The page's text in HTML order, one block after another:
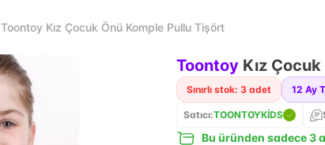
Toontoy Kız Çocuk Önü Komple Pullu Tişört
Toontoy Kız
Sınırlı stok: 3 adet 12 Ay
Satıcı:TOONTOYKİDS
Bu üründen sadece 3